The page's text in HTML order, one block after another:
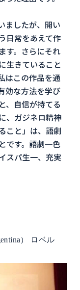
ましたが、開い
日常をあえて作
す。さらにそれ
生きていること
はこの作品を通
効な方法を学び
、自信が持てる
、ガジネロ精神
こと」は、語劇
です。語劇一色
スパ生一、充実
） ロベル